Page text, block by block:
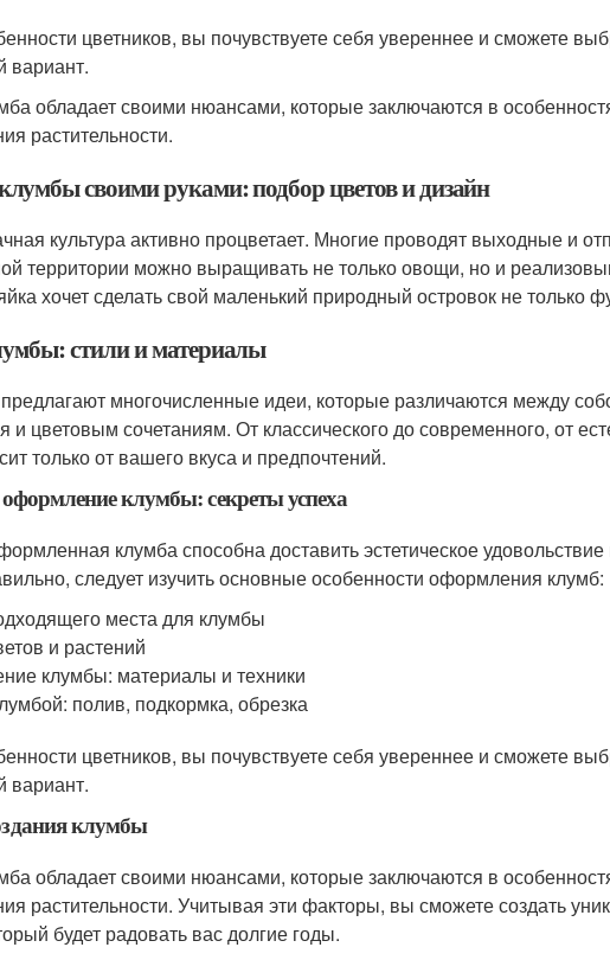
цветников, вы почувствуете себя увереннее и сможете
вариант.
обладает своими нюансами, которые заключаются в
растительности.
своими руками: подбор цветов и дизайн
культура активно процветает. Многие проводят выходные и
территории можно выращивать не только овощи, но и
хочет сделать свой маленький природный островок не только
стили и материалы
многочисленные идеи, которые различаются между
цветовым сочетаниям. От классического до современного, от
только от вашего вкуса и предпочтений.
клумбы: секреты успеха
клумба способна доставить эстетическое
следует изучить основные особенности оформления клумб:
места для клумбы
и растений
клумбы: материалы и техники
полив, подкормка, обрезка
цветников, вы почувствуете себя увереннее и сможете
вариант.
клумбы
обладает своими нюансами, которые заключаются в
растительности. Учитывая эти факторы, вы сможете создать
будет радовать вас долгие годы.